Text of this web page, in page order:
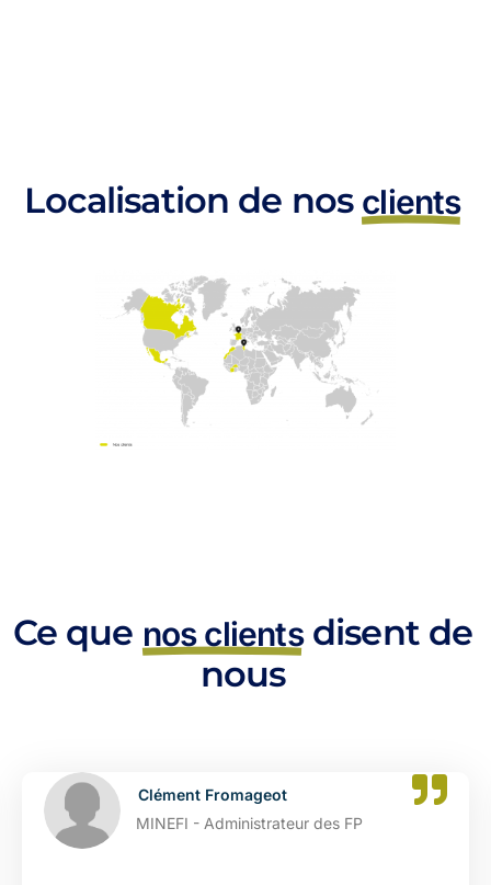
Localisation de nos clients
Ce que nos clientsdisent de
nous
Clément Fromageot
MINEFI - Administrateur des FP